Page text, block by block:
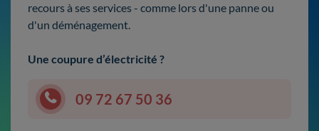
recours à ses services - comme lors d'une panne ou
d'un déménagement.
Une coupure d’électricité ?
09 72 67 50 36